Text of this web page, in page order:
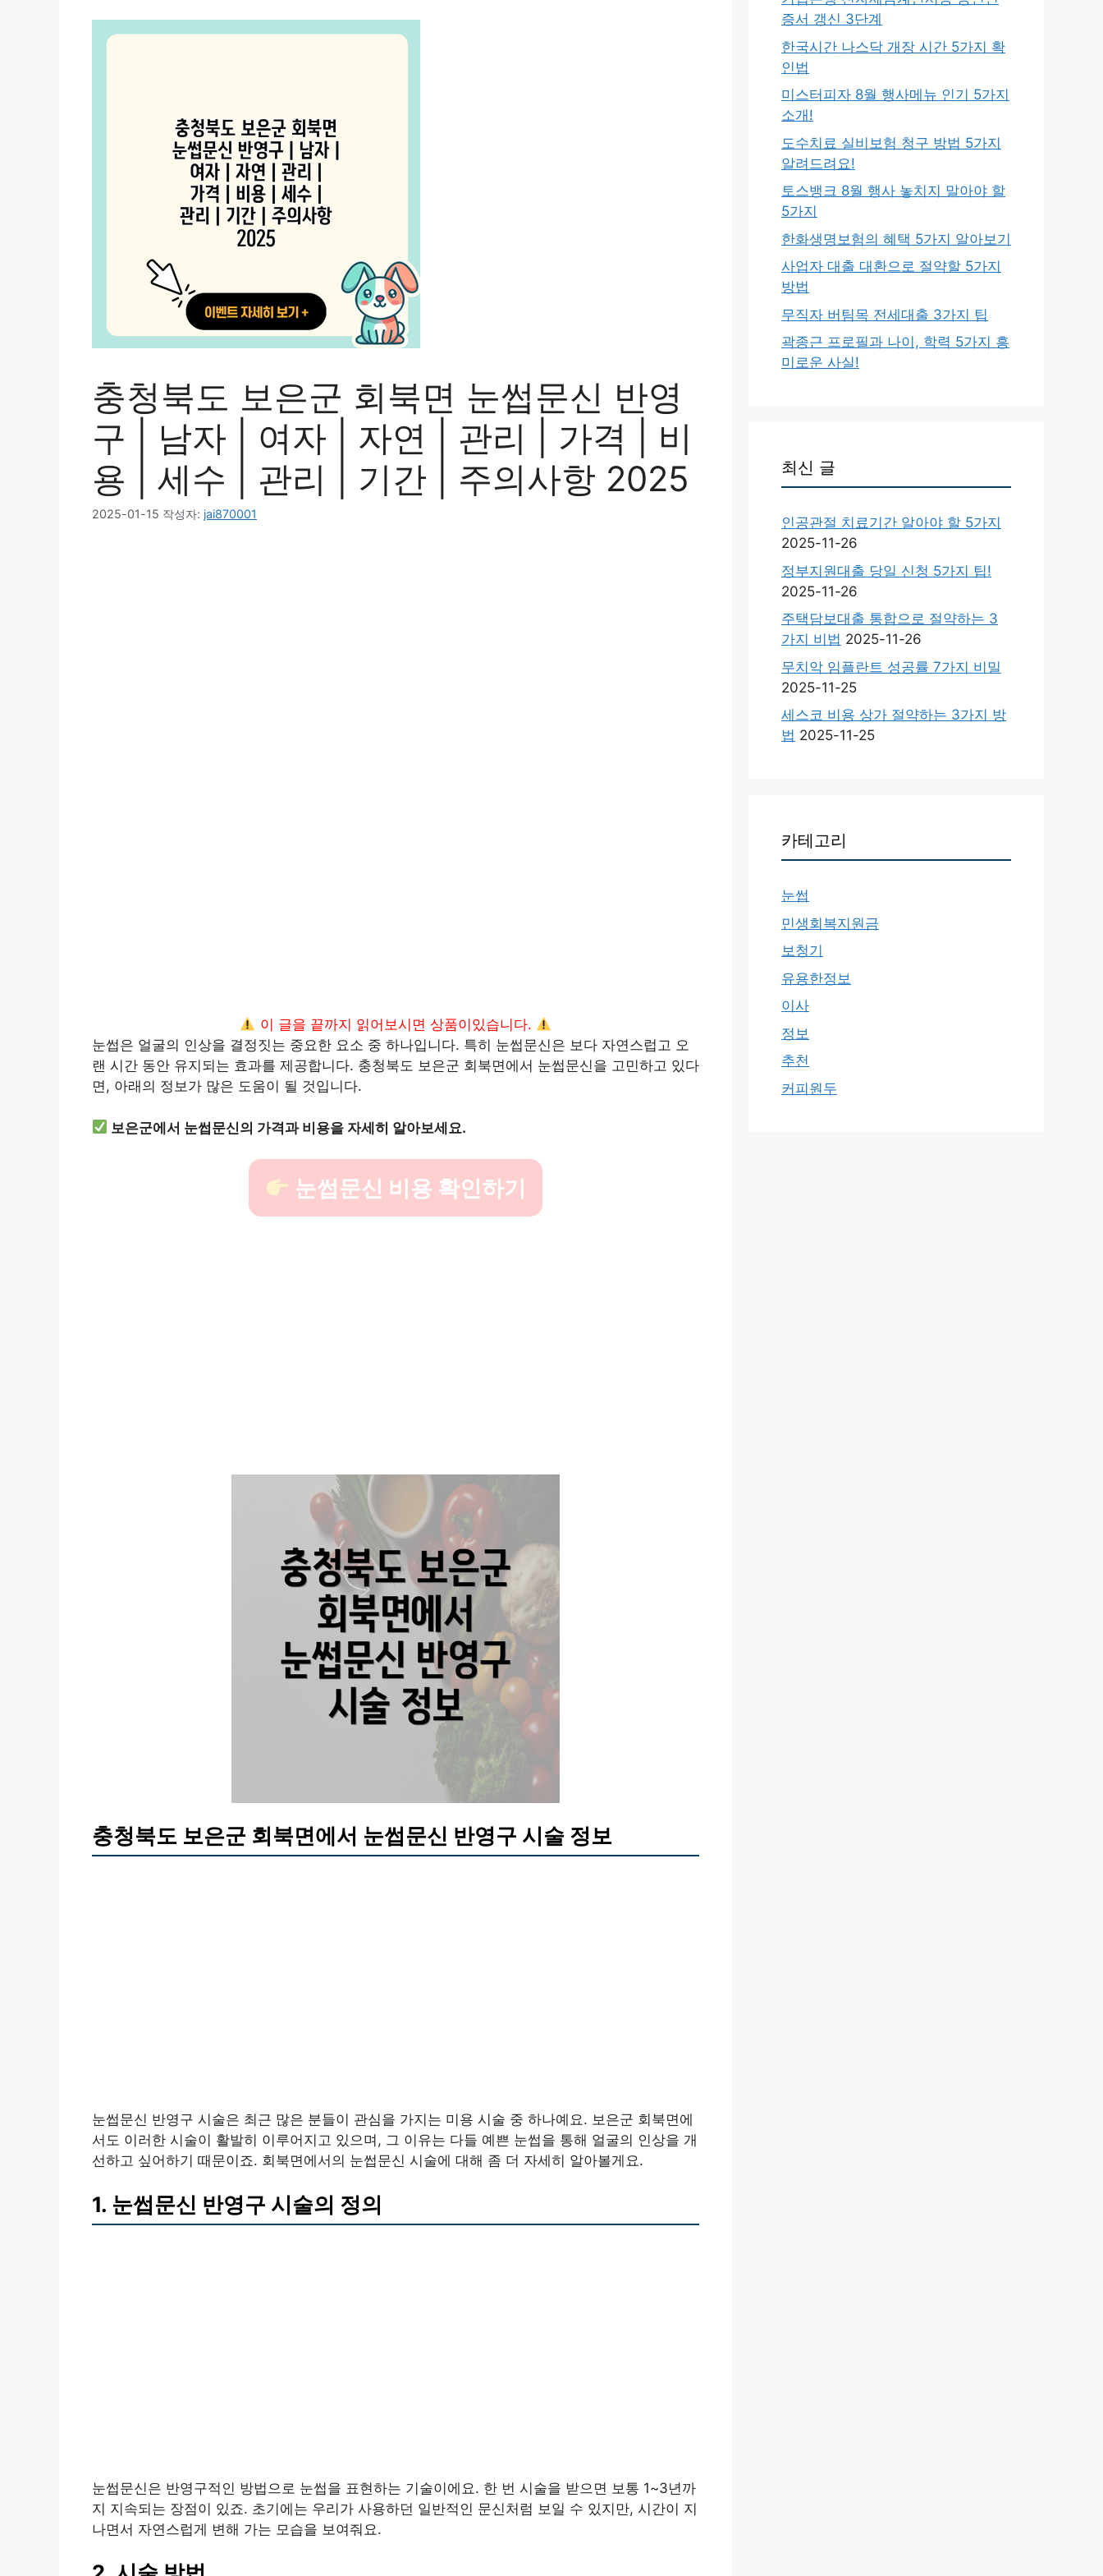
충청북도 보은군 회북면 눈썹문신 반영
구 | 남자 | 여자 | 자연 | 관리 | 가격 | 비
용 | 세수 | 관리 | 기간 | 주의사항 2025
2025-01-15 작성자: jai870001
이 글을 끝까지 읽어보시면 상품이있습니다.
눈썹은 얼굴의 인상을 결정짓는 중요한 요소 중 하나입니다. 특히 눈썹문신은 보다 자연스럽고 오
랜 시간 동안 유지되는 효과를 제공합니다. 충청북도 보은군 회북면에서 눈썹문신을 고민하고 있다
면, 아래의 정보가 많은 도움이 될 것입니다.
보은군에서 눈썹문신의 가격과 비용을 자세히 알아보세요.
눈썹문신 비용 확인하기
충청북도 보은군 회북면에서 눈썹문신 반영구 시술 정보
눈썹문신 반영구 시술은 최근 많은 분들이 관심을 가지는 미용 시술 중 하나예요. 보은군 회북면에
서도 이러한 시술이 활발히 이루어지고 있으며, 그 이유는 다들 예쁜 눈썹을 통해 얼굴의 인상을 개
선하고 싶어하기 때문이죠. 회북면에서의 눈썹문신 시술에 대해 좀 더 자세히 알아볼게요.
1. 눈썹문신 반영구 시술의 정의
눈썹문신은 반영구적인 방법으로 눈썹을 표현하는 기술이에요. 한 번 시술을 받으면 보통 1~3년까
지 지속되는 장점이 있죠. 초기에는 우리가 사용하던 일반적인 문신처럼 보일 수 있지만, 시간이 지
나면서 자연스럽게 변해 가는 모습을 보여줘요.
증서 갱신 3단계
한국시간 나스닥 개장 시간 5가지 확
인법
미스터피자 8월 행사메뉴 인기 5가지
소개!
도수치료 실비보험 청구 방법 5가지
알려드려요!
토스뱅크 8월 행사 놓치지 말아야 할
5가지
한화생명보험의 혜택 5가지 알아보기
사업자 대출 대환으로 절약할 5가지
방법
무직자 버팀목 전세대출 3가지 팁
곽종근 프로필과 나이, 학력 5가지 흥
미로운 사실!
최신 글
인공관절 치료기간 알아야 할 5가지
2025-11-26
정부지원대출 당일 신청 5가지 팁!
2025-11-26
주택담보대출 통합으로 절약하는 3
가지 비법 2025-11-26
무치악 임플란트 성공률 7가지 비밀
2025-11-25
세스코 비용 상가 절약하는 3가지 방
법 2025-11-25
카테고리
눈썹
민생회복지원금
보청기
유용한정보
이사
정보
추천
커피원두